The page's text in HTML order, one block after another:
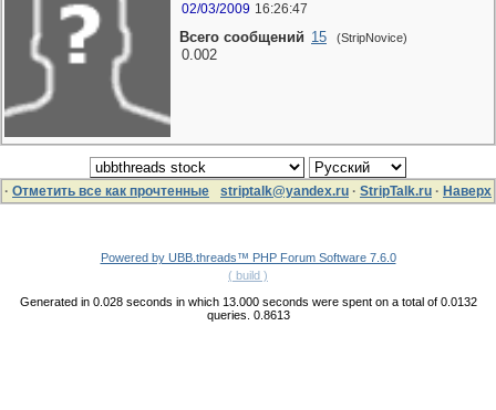
02/03/2009 16:26:47
Всего сообщений 15 (StripNovice)
0.002
· Отметить все как прочтенные striptalk@yandex.ru · StripTalk.ru · Наверх
Powered by UBB.threads™ PHP Forum Software 7.6.0
( build )
Generated in 0.028 seconds in which 13.000 seconds were spent on a total of 0.0132
queries. 0.8613